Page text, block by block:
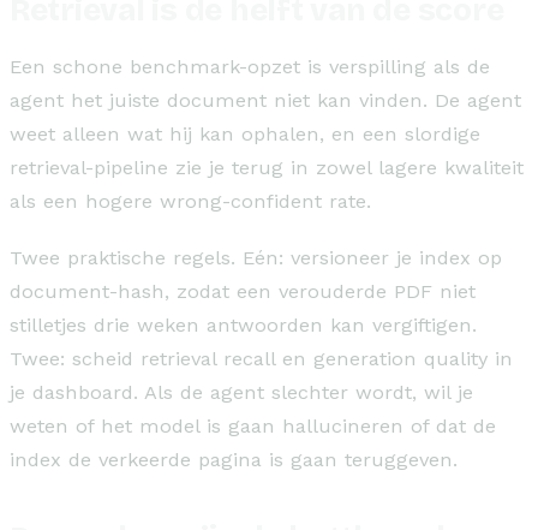
Een schone benchmark-opzet is verspilling als de
agent het juiste document niet kan vinden. De agent
weet alleen wat hij kan ophalen, en een slordige
retrieval-pipeline zie je terug in zowel lagere kwaliteit
als een hogere wrong-confident rate.
Twee praktische regels. Eén: versioneer je index op
document-hash, zodat een verouderde PDF niet
stilletjes drie weken antwoorden kan vergiftigen.
Twee: scheid retrieval recall en generation quality in
je dashboard. Als de agent slechter wordt, wil je
weten of het model is gaan hallucineren of dat de
index de verkeerde pagina is gaan teruggeven.